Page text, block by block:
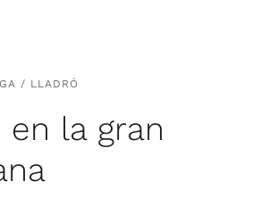
/ LLADRÓ
en la gran